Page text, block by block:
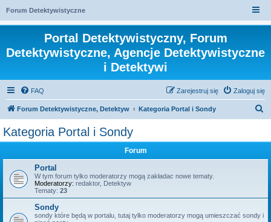
Forum Detektywistyczne
Portal Detektywistyczny, Forum
Detektywistyczne, Agencje Detektywistyczne
i Detektywi
FAQ Zaloguj się
Zarejestruj się
Forum Detektywistyczne, Detektyw Kategoria Portal i Sondy
Kategoria Portal i Sondy
Forum
Portal
W tym forum tylko moderatorzy mogą zakładac nowe tematy.
Moderatorzy: redaktor, Detektyw
Tematy: 23
Sondy
sondy które będą w portalu, tutaj tylko moderatorzy mogą umieszczać sondy i